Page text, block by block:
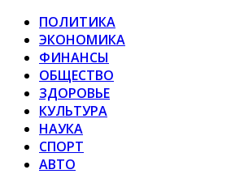
ПОЛИТИКА
ЭКОНОМИКА
ФИНАНСЫ
ОБЩЕСТВО
ЗДОРОВЬЕ
КУЛЬТУРА
НАУКА
СПОРТ
АВТО